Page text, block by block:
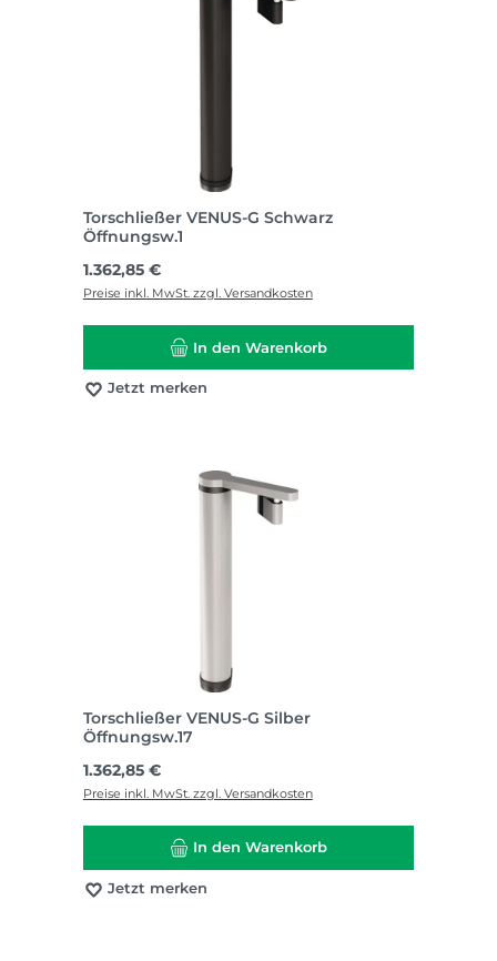
Torschließer VENUS-G Schwarz
Öffnungsw.1
Regulärer Preis:
1.362,85 €
Preise inkl. MwSt. zzgl. Versandkosten
In den Warenkorb
Jetzt merken
Torschließer VENUS-G Silber
Öffnungsw.17
Regulärer Preis:
1.362,85 €
Preise inkl. MwSt. zzgl. Versandkosten
In den Warenkorb
Jetzt merken